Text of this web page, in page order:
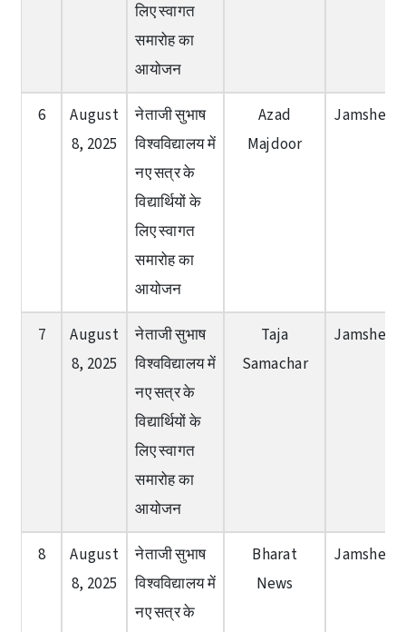
लिए स्वागत
समारोह का
आयोजन
6
August
8, 2025
नेताजी सुभाष
विश्वविद्यालय में
नए सत्र के
विद्यार्थियों के
लिए स्वागत
समारोह का
आयोजन
Azad
Majdoor
7
August
8, 2025
नेताजी सुभाष
विश्वविद्यालय में
नए सत्र के
विद्यार्थियों के
लिए स्वागत
समारोह का
आयोजन
Taja
Samachar
8
August
8, 2025
नेताजी सुभाष
विश्वविद्यालय में
नए सत्र के
Bharat
News